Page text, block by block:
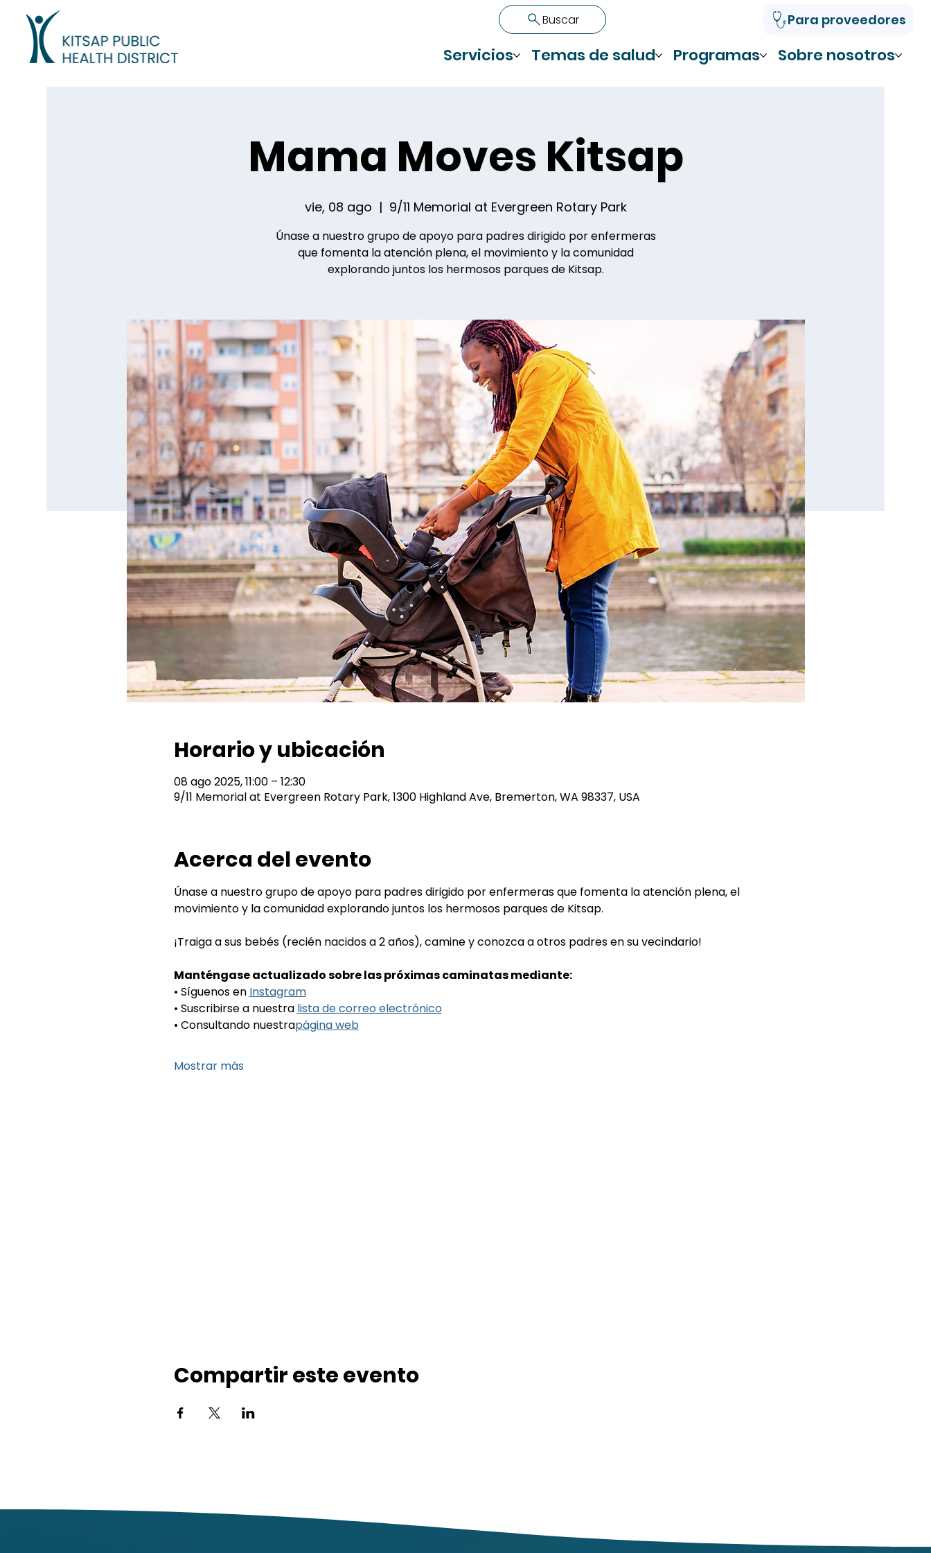
Para proveedores
Buscar
Servicios Temas de salud Programas Sobre nosotros
Mama Moves Kitsap
vie, 08 ago
  |
9/11 Memorial at Evergreen Rotary Park
Únase a nuestro grupo de apoyo para padres dirigido por enfermeras
que fomenta la atención plena, el movimiento y la comunidad
explorando juntos los hermosos parques de Kitsap.
Horario y ubicación
08 ago 2025, 11:00 – 12:30
9/11 Memorial at Evergreen Rotary Park, 1300 Highland Ave, Bremerton, WA 98337, USA
Acerca del evento
Únase a nuestro grupo de apoyo para padres dirigido por enfermeras que fomenta la atención plena, el
movimiento y la comunidad explorando juntos los hermosos parques de Kitsap.
¡Traiga a sus bebés (recién nacidos a 2 años), camine y conozca a otros padres en su vecindario!
Manténgase actualizado sobre las próximas caminatas mediante:
• Síguenos en Instagram
• Suscribirse a nuestra lista de correo electrónico
• Consultando nuestrapágina web
Mostrar más
Compartir este evento